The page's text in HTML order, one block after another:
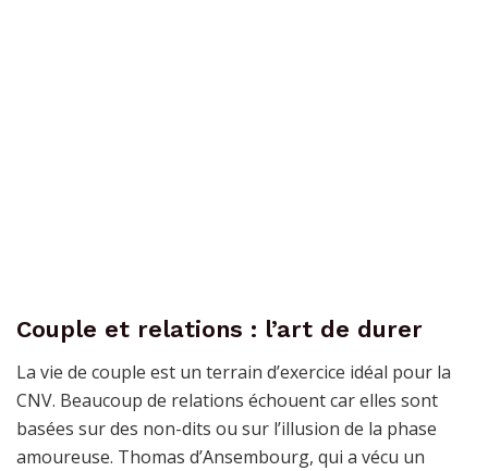
Couple et relations : l’art de durer
La vie de couple est un terrain d’exercice idéal pour la
CNV. Beaucoup de relations échouent car elles sont
basées sur des non-dits ou sur l’illusion de la phase
amoureuse. Thomas d’Ansembourg, qui a vécu un